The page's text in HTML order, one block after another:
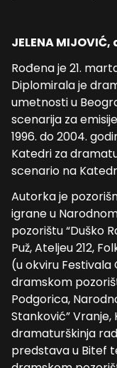
JELENA MIJOVIĆ,
Rođena je 21.
Diplomirala je
umetnosti u
scenarija za
1996. do 2004.
Katedri za
scenario na
Autorka je
igrane u
pozorištu “Duško
Puž, Ateljeu 212,
(u okviru
dramskom
Podgorica,
Stanković”
dramaturškinja
predstava u Bitef